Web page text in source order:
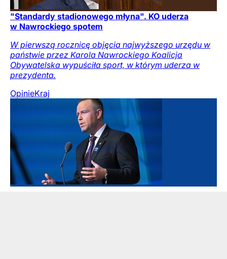
"Standardy stadionowego młyna". KO uderza
w Nawrockiego spotem
W pierwszą rocznicę objęcia najwyższego urzędu w
państwie przez Karola Nawrockiego Koalicja
Obywatelska wypuściła sport, w którym uderza w
prezydenta.
OpinieKraj